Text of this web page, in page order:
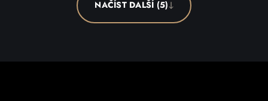
NAČÍST DALŠÍ (5)